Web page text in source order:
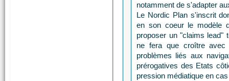
notamment de s'adapter
Le Nordic Plan s'inscrit
en son coeur le modèle
proposer un "claims lead"
ne fera que croître avec
problèmes liés aux
prérogatives des Etats
pression médiatique en